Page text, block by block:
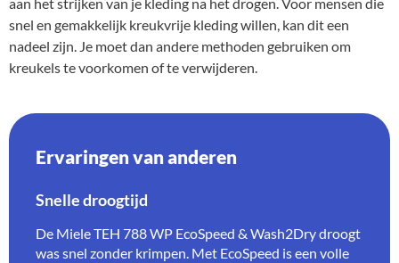
aan het strijken van je kleding na het drogen. Voor mensen die
snel en gemakkelijk kreukvrije kleding willen, kan dit een
nadeel zijn. Je moet dan andere methoden gebruiken om
kreukels te voorkomen of te verwijderen.
Ervaringen van anderen
Snelle droogtijd
De Miele TEH 788 WP EcoSpeed & Wash2Dry droogt
was snel zonder krimpen. Met EcoSpeed is een volle